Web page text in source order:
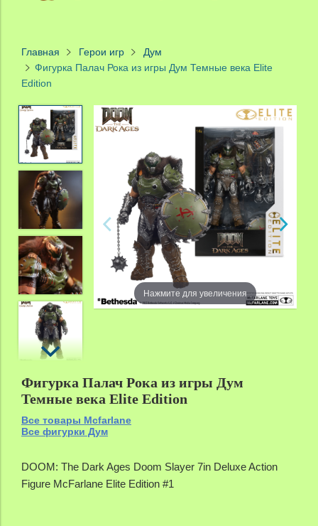
Главная Герои игр
Дум
Фигурка Палач Рока из игры Дум Темные века Elite
Edition
Нажмите для увеличения
Фигурка Палач Рока из игры Дум
Темные века Elite Edition
Все товары Mcfarlane
Все фигурки Дум
DOOM: The Dark Ages Doom Slayer 7in Deluxe Action
Figure McFarlane Elite Edition #1